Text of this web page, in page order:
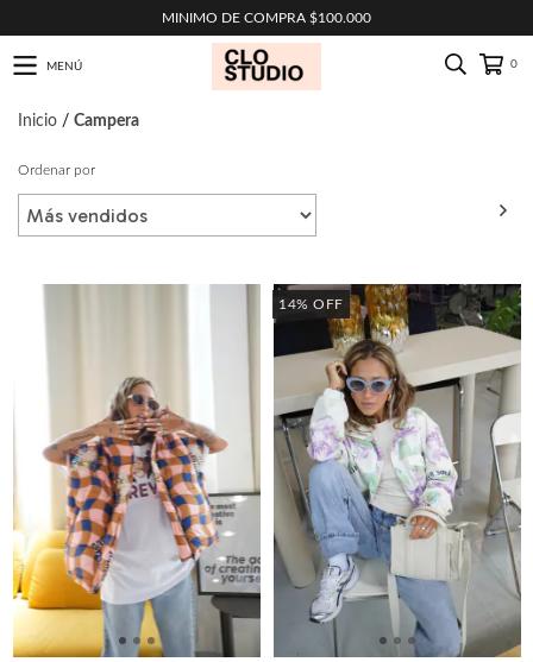
MINIMO DE COMPRA $100.000
MENÚ 0
Inicio / Campera
Ordenar por
14% OFF